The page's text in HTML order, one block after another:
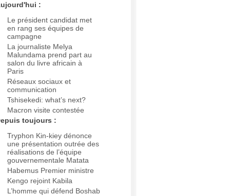
:
Le président candidat met
en rang ses équipes de
campagne
La journaliste Melya
Malundama prend part au
salon du livre africain à
Paris
Réseaux sociaux et
communication
Tshisekedi: what’s next?
Macron visite contestée
toujours :
Tryphon Kin-kiey dénonce
une présentation outrée des
réalisations de l’équipe
gouvernementale Matata
Habemus Premier ministre
Kengo rejoint Kabila
L’homme qui défend Boshab